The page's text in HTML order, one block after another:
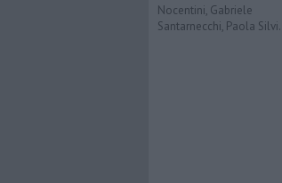
Nocentini, Gabriele
Santarnecchi, Paola Silvi.